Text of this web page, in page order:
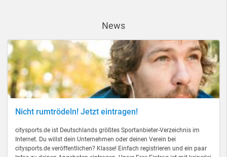
News
Nicht rumtrödeln! Jetzt eintragen!
citysports.de ist Deutschlands größtes Sportanbieter-Verzeichnis im
Internet. Du willst dein Unternehmen oder deinen Verein bei
citysports.de veröffentlichen? Klasse! Einfach registrieren und ein paar